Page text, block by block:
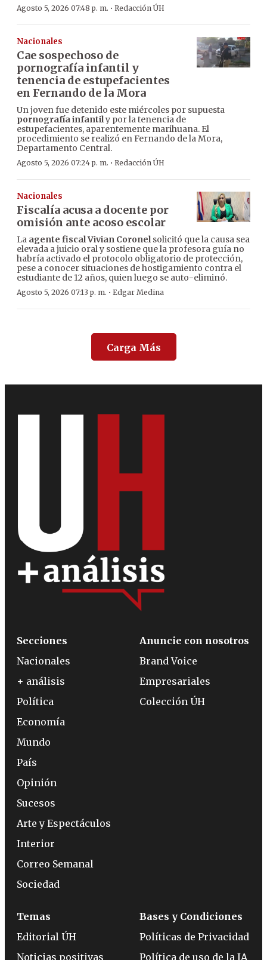
Agosto 5, 2026 07:48 p. m. · Redacción ÚH
Nacionales
Cae sospechoso de
pornografía infantil y
tenencia de estupefacientes
en Fernando de la Mora
Un joven fue detenido este miércoles por supuesta
pornografía infantily por la tenencia de
estupefacientes, aparentemente marihuana. El
procedimiento se realizó en Fernando de la Mora,
Departamento Central.
Agosto 5, 2026 07:24 p. m. · Redacción ÚH
Nacionales
Fiscalía acusa a docente por
omisión ante acoso escolar
La agente fiscal Vivian Coronelsolicitó que la causa sea
elevada a juicio oral y sostiene que la profesora guía no
habría activado el protocolo obligatorio de protección,
pese a conocer situaciones de hostigamiento contra el
estudiante de 12 años, quien luego se auto-eliminó.
Agosto 5, 2026 07:13 p. m. · Edgar Medina
Carga Más
Secciones
Nacionales
+ análisis
Política
Economía
Mundo
País
Opinión
Sucesos
Arte y Espectáculos
Interior
Correo Semanal
Sociedad
Anuncie con nosotros
Brand Voice
Empresariales
Colección ÚH
Temas
Editorial ÚH
Noticias positivas
Bases y Condiciones
Políticas de Privacidad
Política de uso de la IA